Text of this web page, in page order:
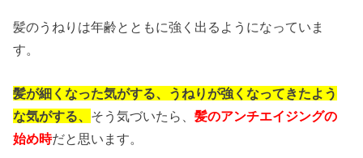
髪のうねりは年齢とともに強く出るようになっていま
す。
髪が細くなった気がする、うねりが強くなってきたよう
な気がする、 そう気づいたら、髪のアンチエイジングの
始め時だと思います。